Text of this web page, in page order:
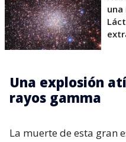
una
Una explosión
rayos gamma
La muerte de esta gran